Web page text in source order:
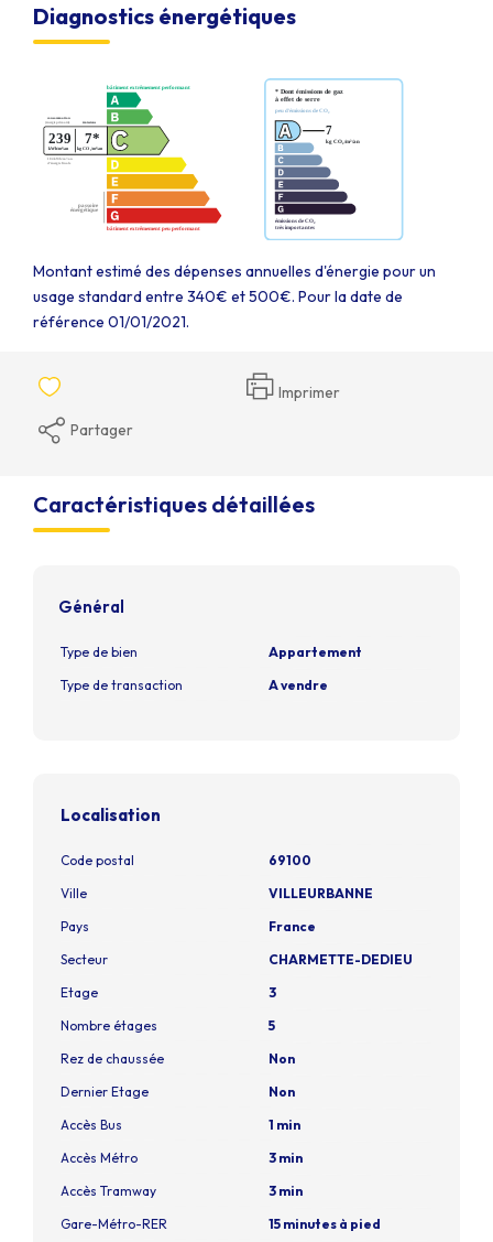
Diagnostics énergétiques
Montant estimé des dépenses annuelles d'énergie pour un
usage standard entre 340€ et 500€. Pour la date de
référence 01/01/2021.
Imprimer
Partager
Caractéristiques détaillées
Général
Type de bien
Appartement
Type de transaction
A vendre
Localisation
Code postal
69100
Ville
VILLEURBANNE
Pays
France
Secteur
CHARMETTE-DEDIEU
Etage
3
Nombre étages
5
Rez de chaussée
Non
Dernier Etage
Non
Accès Bus
1 min
Accès Métro
3 min
Accès Tramway
3 min
Gare-Métro-RER
15 minutes à pied